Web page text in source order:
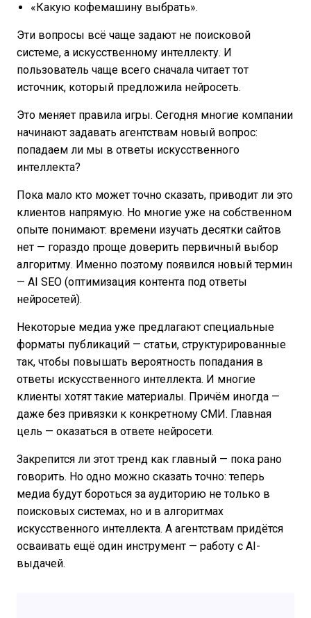
«Какую кофемашину выбрать».
Эти вопросы всё чаще задают не поисковой
системе, а искусственному интеллекту. И
пользователь чаще всего сначала читает тот
источник, который предложила нейросеть.
Это меняет правила игры. Сегодня многие компании
начинают задавать агентствам новый вопрос:
попадаем ли мы в ответы искусственного
интеллекта?
Пока мало кто может точно сказать, приводит ли это
клиентов напрямую. Но многие уже на собственном
опыте понимают: времени изучать десятки сайтов
нет — гораздо проще доверить первичный выбор
алгоритму. Именно поэтому появился новый термин
— AI SEO (оптимизация контента под ответы
нейросетей).
Некоторые медиа уже предлагают специальные
форматы публикаций — статьи, структурированные
так, чтобы повышать вероятность попадания в
ответы искусственного интеллекта. И многие
клиенты хотят такие материалы. Причём иногда —
даже без привязки к конкретному СМИ. Главная
цель — оказаться в ответе нейросети.
Закрепится ли этот тренд как главный — пока рано
говорить. Но одно можно сказать точно: теперь
медиа будут бороться за аудиторию не только в
поисковых системах, но и в алгоритмах
искусственного интеллекта. А агентствам придётся
осваивать ещё один инструмент — работу с AI-
выдачей.